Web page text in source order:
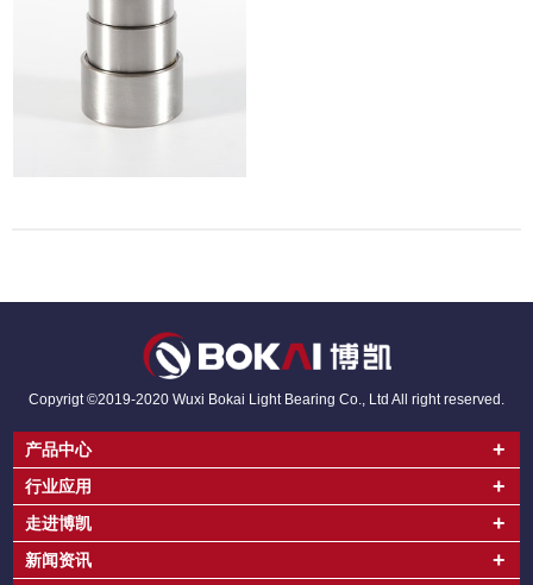
Copyrigt ©2019-2020 Wuxi Bokai Light Bearing Co., Ltd All right reserved.
产品中心 +
行业应用 +
走进博凯 +
新闻资讯 +